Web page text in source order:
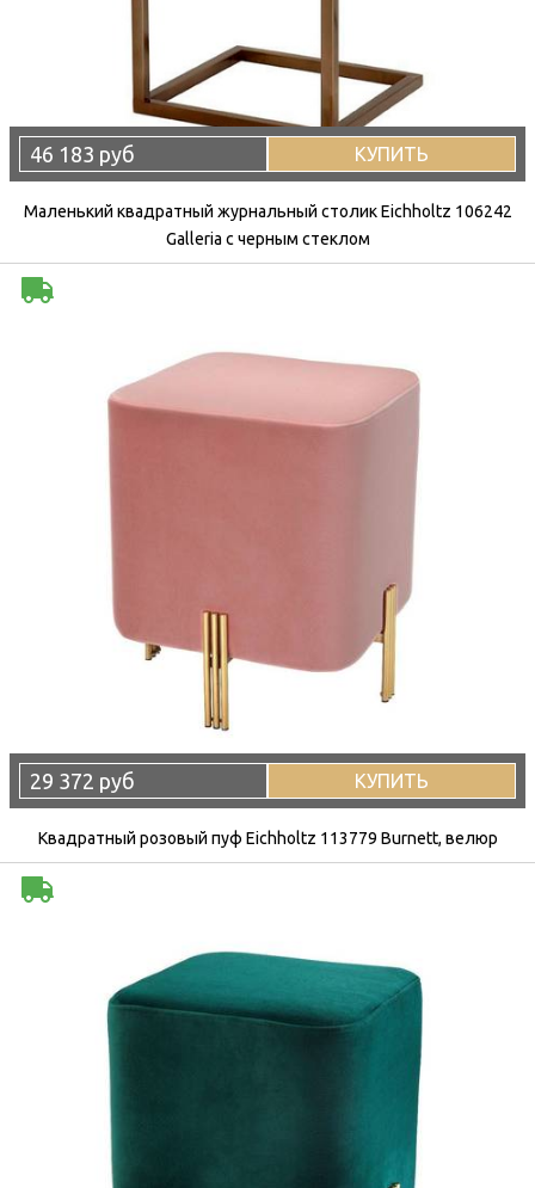
46 183 руб КУПИТЬ
Маленький квадратный журнальный столик Eichholtz 106242
Galleria с черным стеклом
29 372 руб КУПИТЬ
Квадратный розовый пуф Eichholtz 113779 Burnett, велюр